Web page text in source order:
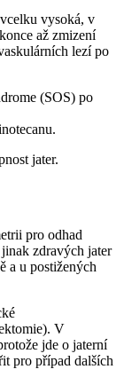
vysoká, v
až zmizení
lezí po
(SOS) po
jater.
pro odhad
zdravých jater
a u postižených
V
jde o jaterní
pro případ dalších